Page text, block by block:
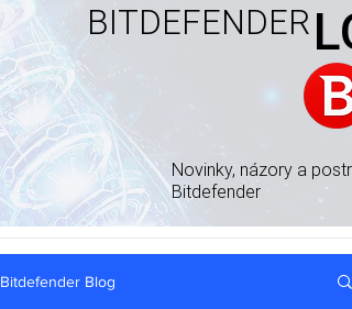
BITDEFENDER
Novinky, názory a
Bitdefender
Bitdefender Blog